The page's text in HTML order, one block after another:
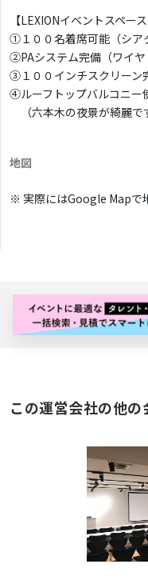
【LEXIONイベントスペース
①１００名着席可能（シア
②PAシステム完備（ワイヤ
③１００インチスクリーン
④ルーフトップバルコニー
（六本木の夜景が綺麗で
地図
※ 実際にはGoogle Mapで
この運営会社の他の